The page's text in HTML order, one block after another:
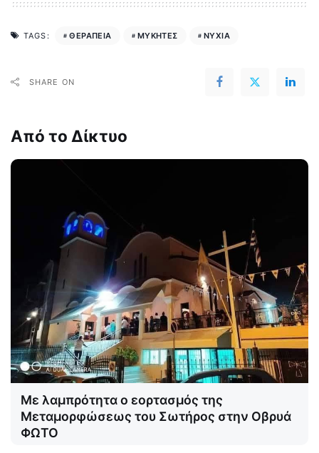
TAGS: ΘΕΡΑΠΕΙΑ ΜΥΚΗΤΕΣ ΝΥΧΙΑ
SHARE ON
Από το Δίκτυο
Με λαμπρότητα ο εορτασμός της
Μεταμορφώσεως του Σωτήρος στην Οβρυά
ΦΩΤΟ